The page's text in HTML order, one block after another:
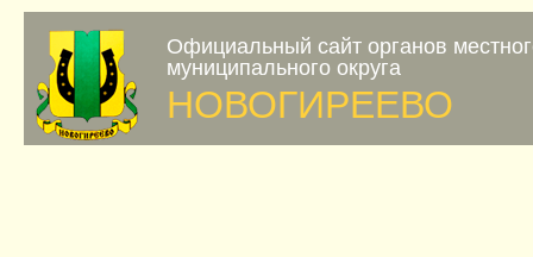
Официальный сайт органов
муниципального округа
НОВОГИРЕЕВО